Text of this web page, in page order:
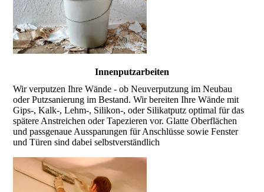
Innenputz­arbeiten
Wir verputzen Ihre Wände - ob Neu­verput­zung im Neu­bau
oder Putz­sanie­rung im Bestand. Wir berei­ten Ihre Wände mit
Gips-, Kalk-, Lehm-, Silikon-, oder Silikat­putz opti­mal für das
späte­re Anstrei­chen oder Tape­zieren vor. Glatte Ober­flächen
und pass­genaue Ausspa­rungen für Anschlüsse sowie Fenster
und Türen sind dabei selbst­verständ­lich